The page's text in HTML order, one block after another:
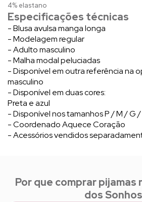
4% elastano
Especificações técnicas
- Blusa avulsa manga longa
- Modelagem regular
- Adulto masculino
- Malha modal peluciadas
- Disponível em outra referência na
masculino
- Disponível em duas cores:
Preta e azul
- Disponível nos tamanhos P / M / G
- Coordenado Aquece Coração
- Acessórios vendidos
Por que comprar pijamas
dos Sonhos